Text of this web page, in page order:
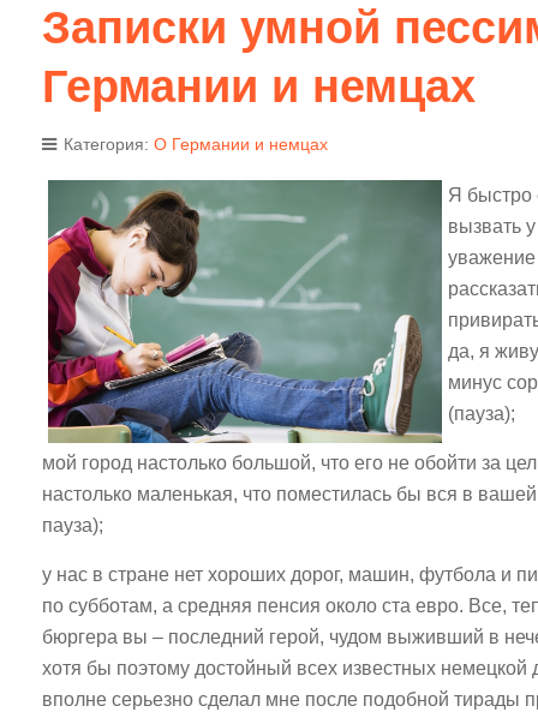
Записки умной
Германии и немцах
Категория: О Германии и немцах
Я быстро
вызвать
да, я
минус
(пауза);
мой город настолько большой, что его не обойти за
настолько маленькая, что поместилась бы вся в
пауза);
у нас в стране нет хороших дорог, машин, футбола и
по субботам, а средняя пенсия около ста евро. Все,
бюргера вы – последний герой, чудом выживший в
хотя бы поэтому достойный всех известных немецкой
вполне серьезно сделал мне после подобной тирады